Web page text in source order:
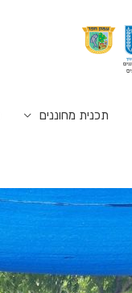
תכנית מחוננים